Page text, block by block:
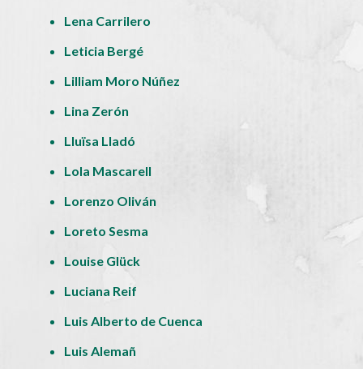
Lena Carrilero
Leticia Bergé
Lilliam Moro Núñez
Lina Zerón
Lluïsa Lladó
Lola Mascarell
Lorenzo Oliván
Loreto Sesma
Louise Glück
Luciana Reif
Luis Alberto de Cuenca
Luis Alemañ